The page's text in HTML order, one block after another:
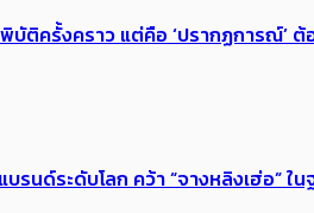
พิบัติครั้งคราว แต่คือ ‘ปรากฏการณ์
รนด์ระดับโลก คว้า “จางหลิงเฮ่อ” ใ